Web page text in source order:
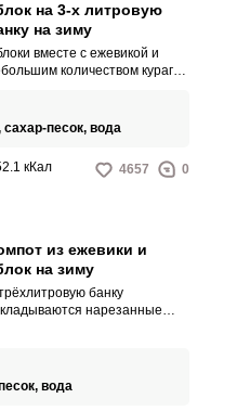
на 3-х литровую
на зиму
вместе с ежевикой и
количеством кураги
водой.
сахар-песок, вода
кКал 4657 0
из ежевики и
на зиму
банку
нарезанные
вода